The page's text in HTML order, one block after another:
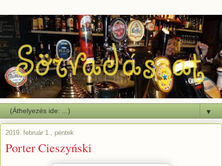
▼
2019. február 1., péntek
Porter Cieszyński